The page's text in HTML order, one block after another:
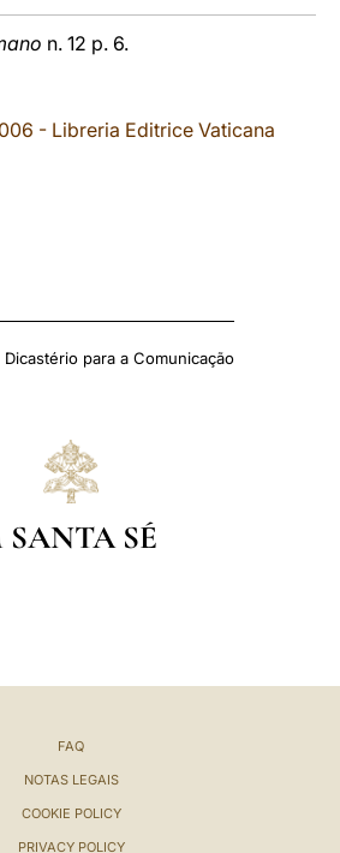
n. 12 p. 6.
- Libreria Editrice Vaticana
para a Comunicação
SANTA SÉ
FAQ
NOTAS LEGAIS
COOKIE POLICY
PRIVACY POLICY